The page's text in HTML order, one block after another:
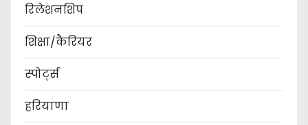
रिलेशनशिप
शिक्षा/कैरियर
स्पोर्ट्स
हरियाणा